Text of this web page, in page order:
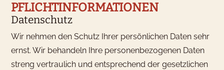
PFLICHTINFORMATIONEN
Datenschutz
Wir nehmen den Schutz Ihrer persönlichen Daten sehr
ernst. Wir behandeln Ihre personenbezogenen Daten
streng vertraulich und entsprechend der gesetzlichen